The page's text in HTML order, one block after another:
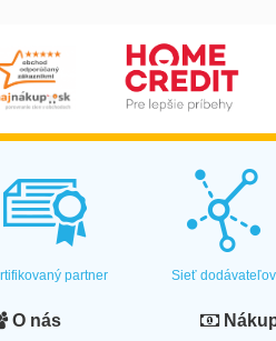
partner Sieť dodávateľov
O nás